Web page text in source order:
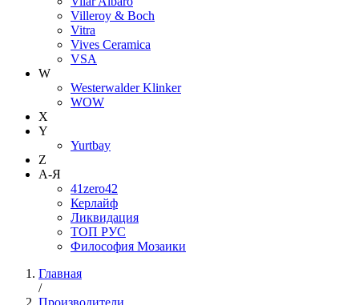
Villeroy & Boch
Vitra
Vives Ceramica
VSA
W
Westerwalder Klinker
WOW
X
Y
Yurtbay
Z
А-Я
41zero42
Керлайф
Ликвидация
ТОП РУС
Философия Мозаики
Главная
/
Производители